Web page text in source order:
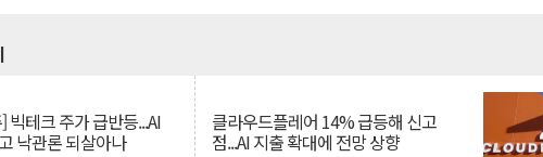
빅테크 주가 급반등...AI
낙관론 되살아나
클라우드플레어 14% 급등해 신고
점...AI 지출 확대에 전망 상향